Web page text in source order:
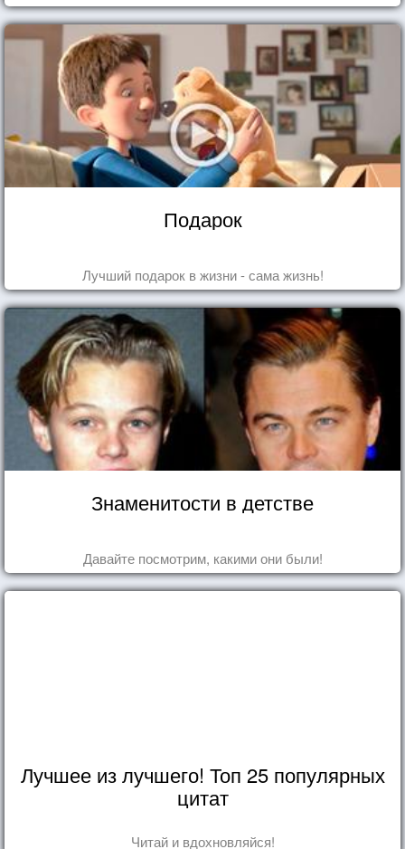
Подарок
Лучший подарок в жизни - сама жизнь!
Знаменитости в детстве
Давайте посмотрим, какими они были!
Лучшее из лучшего! Топ 25 популярных
цитат
Читай и вдохновляйся!